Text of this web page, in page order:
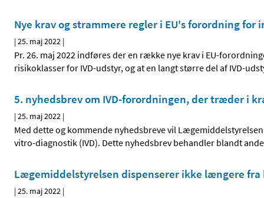
Nye krav og strammere regler i EU's forordning
|25. maj 2022 |
Pr. 26. maj 2022 indføres der en række nye krav i EU-
risikoklasser for IVD-udstyr, og at en langt større del af IVD-
5. nyhedsbrev om IVD-forordningen, der træder i
|25. maj 2022 |
Med dette og kommende nyhedsbreve vil
vitro-diagnostik (IVD). Dette nyhedsbrev behandler blandt
Lægemiddelstyrelsen dispenserer ikke længere
|25. maj 2022 |